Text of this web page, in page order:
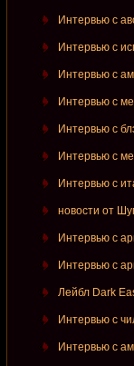
Интервью с
Интервью с
Интервью с
Интервью с
Интервью с
Интервью с
Интервью с
новости от
Интервью с
Интервью с
Лейбл Dark
Интервью с
Интервью с